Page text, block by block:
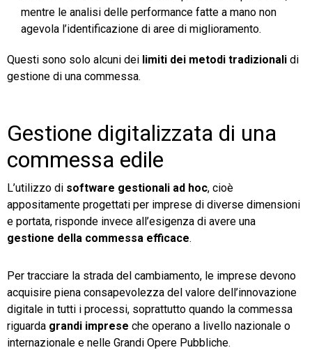
mentre le analisi delle performance fatte a mano non
agevola l’identificazione di aree di miglioramento.
Questi sono solo alcuni dei limiti dei metodi tradizionali di
gestione di una commessa.
Gestione digitalizzata di una
commessa edile
L’utilizzo di software gestionali ad hoc, cioè
appositamente progettati per imprese di diverse dimensioni
e portata, risponde invece all’esigenza di avere una
gestione della commessa efficace.
Per tracciare la strada del cambiamento, le imprese devono
acquisire piena consapevolezza del valore dell’innovazione
digitale in tutti i processi, soprattutto quando la commessa
riguarda grandi imprese che operano a livello nazionale o
internazionale e nelle Grandi Opere Pubbliche.